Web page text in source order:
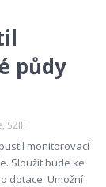
půdy
SZIF
monitorovací
Sloužit bude ke
dotace. Umožní